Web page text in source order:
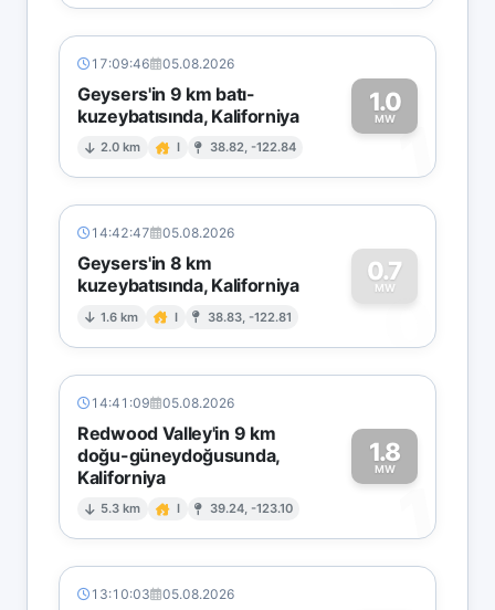
17:09:46 05.08.2026
Geysers'in 9 km batı-
kuzeybatısında, Kaliforniya
2.0 km I 38.82, -122.84
1.0
MW1
14:42:47 05.08.2026
Geysers'in 8 km
kuzeybatısında, Kaliforniya
1.6 km I 38.83, -122.81
0.7
MW
0
14:41:09 05.08.2026
Redwood Valley'in 9 km
doğu-güneydoğusunda,
Kaliforniya
5.3 km I 39.24, -123.10
1.8
MW
1
13:10:03 05.08.2026